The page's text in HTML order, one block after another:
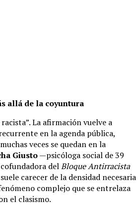
allá de la coyuntura
La afirmación vuelve a
en la agenda pública,
veces se quedan en la
Giusto—psicóloga social de 39
delBloque Antirracista
carecer de la densidad necesaria
complejo que se entrelaza
el clasismo.